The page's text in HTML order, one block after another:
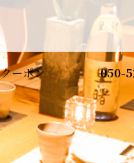
クーポン 050-